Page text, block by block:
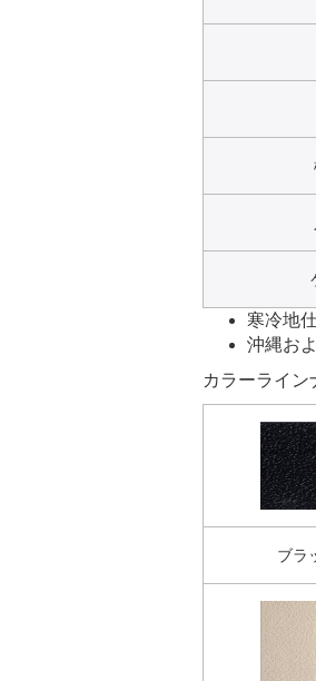
寒冷地
沖縄お
カラーライン
ブラ